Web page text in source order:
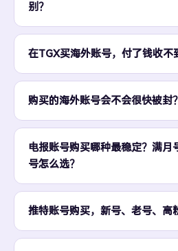
别？
在TGX买海外账号，付了钱收不
购买的海外账号会不会很快被封？
电报账号购买哪种最稳定？满月
号怎么选？
推特账号购买，新号、老号、高